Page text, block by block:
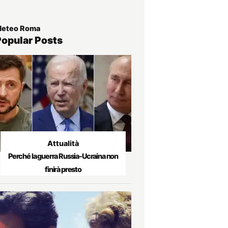
Roma
Posts
Attualità
Perché la guerra Russia-Ucraina non
finirà presto